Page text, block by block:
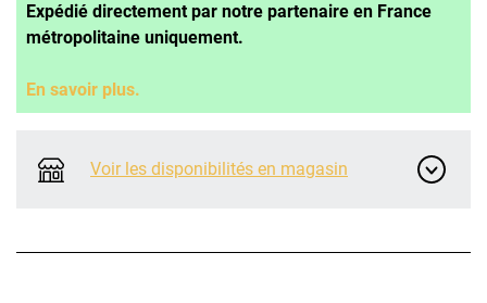
Expédié directement par notre partenaire en France
métropolitaine uniquement.
En savoir plus.
Voir les disponibilités en magasin